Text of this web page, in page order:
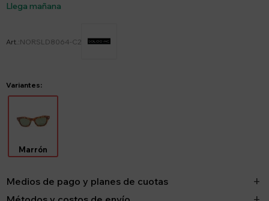
Llega mañana
NORSLD8064-C2
Variantes:
Marrón
Medios de pago y planes de cuotas